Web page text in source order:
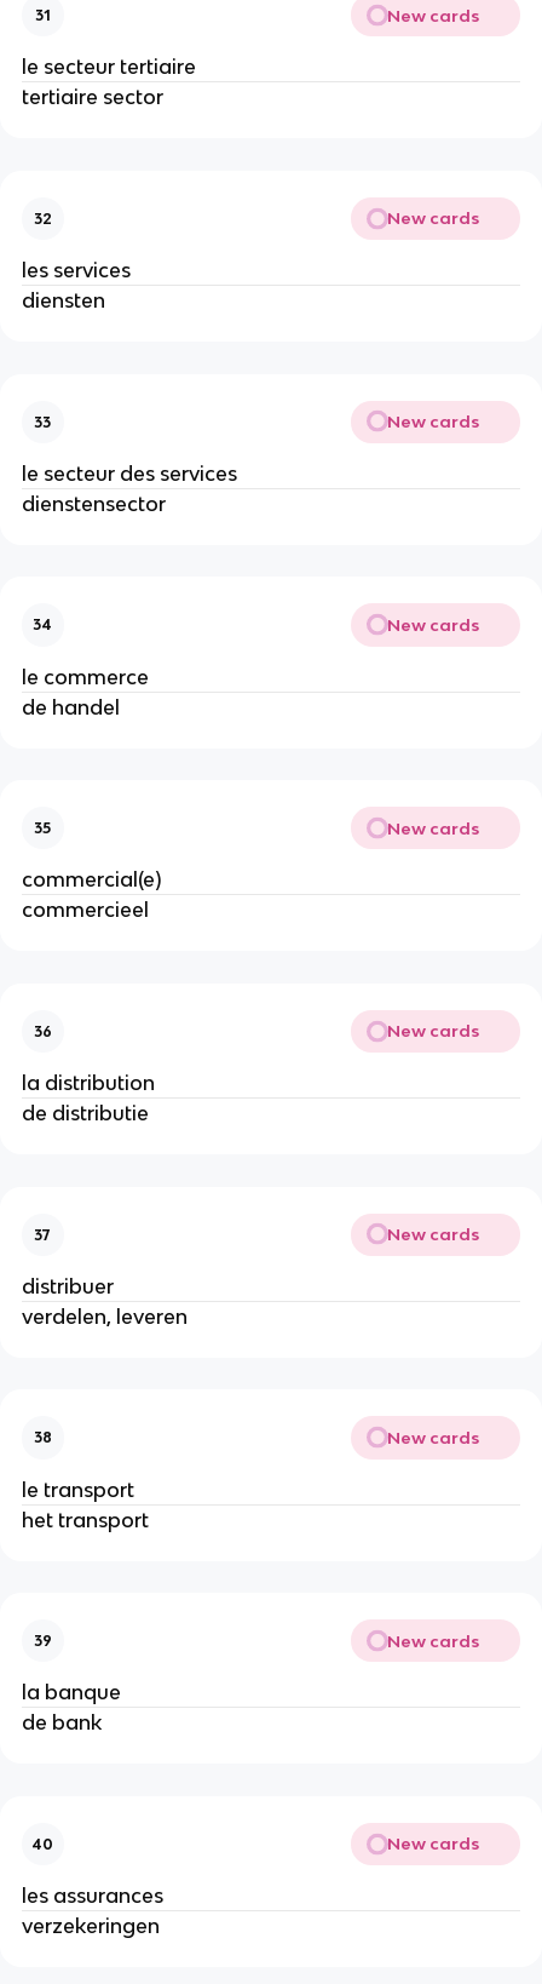
31 New cards
le secteur tertiaire
tertiaire sector
32 New cards
les services
diensten
33 New cards
le secteur des services
dienstensector
34 New cards
le commerce
de handel
35 New cards
commercial(e)
commercieel
36 New cards
la distribution
de distributie
37 New cards
distribuer
verdelen, leveren
38 New cards
le transport
het transport
39 New cards
la banque
de bank
40 New cards
les assurances
verzekeringen